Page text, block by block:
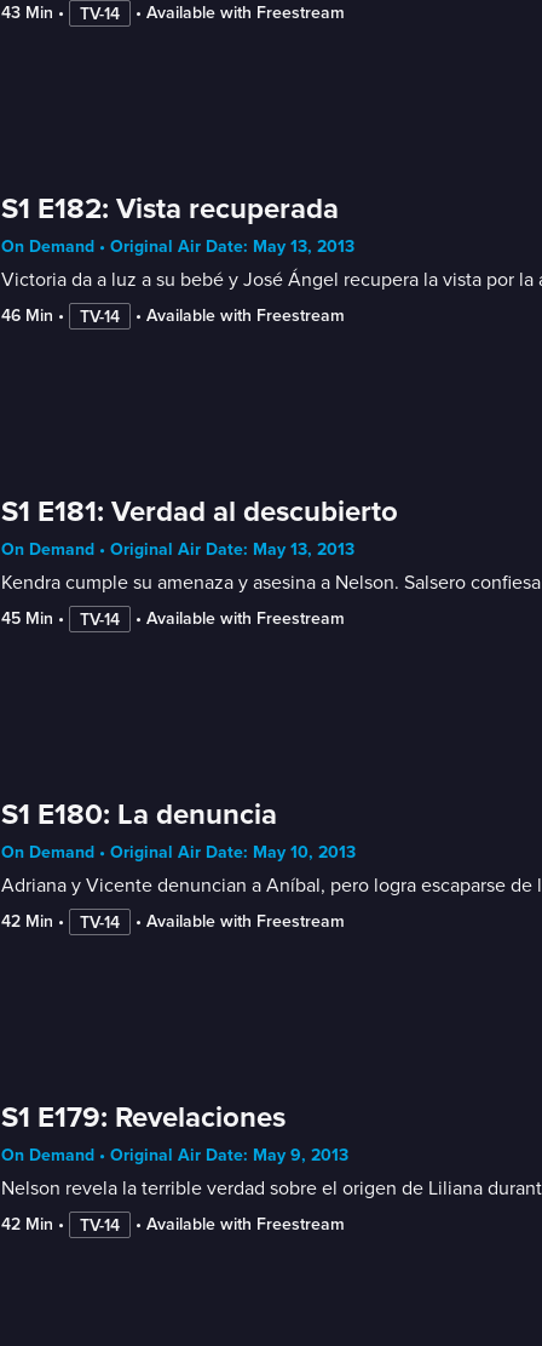
43 Min • TV-14 • Available with Freestream
S1 E182: Vista recuperada
On Demand • Original Air Date: May 13, 2013
Victoria da a luz a su bebé y José Ángel recupera la vista por
46 Min • TV-14 • Available with Freestream
S1 E181: Verdad al descubierto
On Demand • Original Air Date: May 13, 2013
Kendra cumple su amenaza y asesina a Nelson. Salsero
45 Min • TV-14 • Available with Freestream
S1 E180: La denuncia
On Demand • Original Air Date: May 10, 2013
Adriana y Vicente denuncian a Aníbal, pero logra escaparse
42 Min • TV-14 • Available with Freestream
S1 E179: Revelaciones
On Demand • Original Air Date: May 9, 2013
Nelson revela la terrible verdad sobre el origen de Liliana
42 Min • TV-14 • Available with Freestream